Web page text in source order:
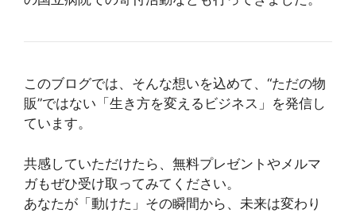
このブログでは、そんな想いを込めて、“ただの物
販”ではない「生き方を変えるビジネス」を発信し
ています。
共感していただけたら、無料プレゼントやメルマ
ガもぜひ受け取ってみてください。
あなたが「動けた」その瞬間から、未来は変わり